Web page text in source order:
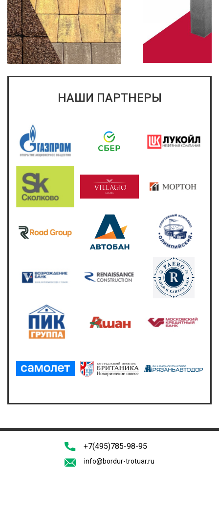
НАШИ ПАРТНЕРЫ
+7(495)785-98-95
info@bordur-trotuar.ru